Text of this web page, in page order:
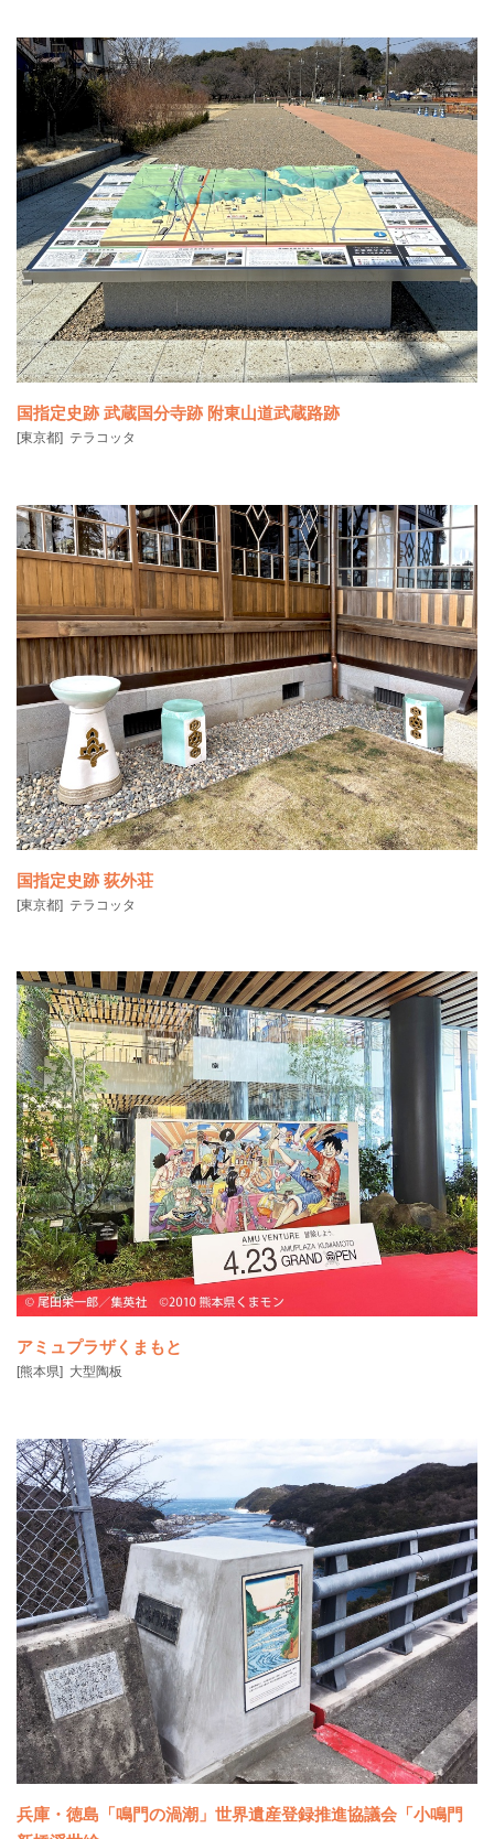
九戸城跡 二の丸の土塁は、大きく崩れており、当時の大きさや形が残
っていません。ま
武蔵国分寺を構成する金堂・講堂など主要建物の中軸線を大切にしつ
つ、武蔵国分寺が造
国指定史跡 武蔵国分寺跡 附東山道武蔵路跡
[東京都] テラコッタ
国の史跡「荻外荘」は、政治の方向を決める重要な会議が多数行われ
た場所です。この度
国指定史跡 荻外荘
[東京都] テラコッタ
アミュプラザくまもと
[熊本県] 大型陶板
兵庫・徳島「鳴門の渦潮」世界遺産登録推進協議会「小鳴門